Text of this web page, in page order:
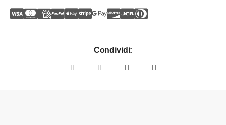
Condividi: